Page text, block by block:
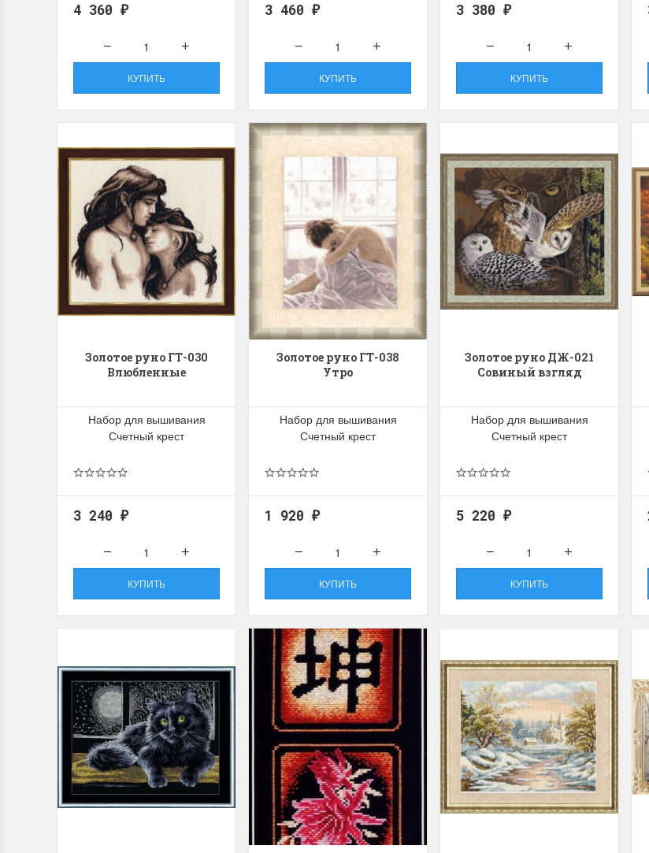
4 360 ₽
КУПИТЬ
3 460 ₽
КУПИТЬ
3 380 ₽
КУПИТЬ
Золотое руно ГТ-030
Влюбленные
Набор для вышивания
Счетный крест
3 240 ₽
КУПИТЬ
Золотое руно ГТ-038
Утро
Набор для вышивания
Счетный крест
1 920 ₽
КУПИТЬ
Золотое руно ДЖ-021
Совиный взгляд
Набор для вышивания
Счетный крест
5 220 ₽
КУПИТЬ